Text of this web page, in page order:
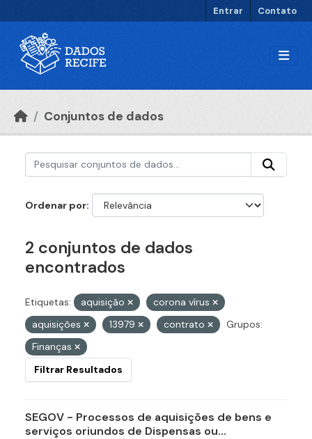
Entrar Contato
Conjuntos de dados
Ordenar por
2 conjuntos de dados
encontrados
Etiquetas: aquisição
corona vírus
aquisições
13979 contrato
Grupos:
Finanças
Filtrar Resultados
SEGOV - Processos de aquisições de bens e
serviços oriundos de Dispensas ou...